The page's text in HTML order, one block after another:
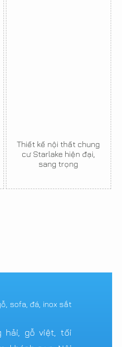
Thiết kế nội thất chung
cư Starlake hiện đại,
sang trọng
sofa, đá, inox sắt
hải, gỗ việt, tối